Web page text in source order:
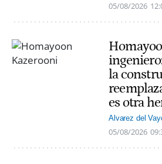
05/08/2026
la
es otra
Alvarez del
05/08/2026